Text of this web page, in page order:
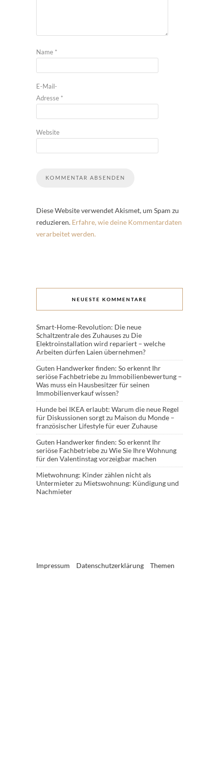
Name *
E-Mail-
Adresse *
Website
Diese Website verwendet Akismet, um Spam zu
reduzieren. Erfahre, wie deine Kommentardaten
verarbeitet werden.
NEUESTE KOMMENTARE
Smart-Home-Revolution: Die neue
Schaltzentrale des Zuhauseszu Die
Elektroinstallation wird repariert – welche
Arbeiten dürfen Laien übernehmen?
Guten Handwerker finden: So erkennt Ihr
seriöse Fachbetriebezu Immobilienbewertung –
Was muss ein Hausbesitzer für seinen
Immobilienverkauf wissen?
Hunde bei IKEA erlaubt: Warum die neue Regel
für Diskussionen sorgtzu Maison du Monde –
französischer Lifestyle für euer Zuhause
Guten Handwerker finden: So erkennt Ihr
seriöse Fachbetriebezu Wie Sie Ihre Wohnung
für den Valentinstag vorzeigbar machen
Mietwohnung: Kinder zählen nicht als
Untermieterzu Mietswohnung: Kündigung und
Nachmieter
Impressum Datenschutzerklärung Themen